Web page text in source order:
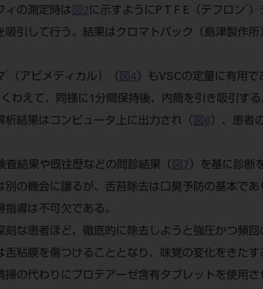
ィの測定時は 図2 に示すようにP T F E（テフロン
吸引して行う。結果はクロマトパック（島津製作
（アビメディカル）（ 図4 ）もVSCの定量に有用
わえて、同様に1分間保持後、内筒を引き吸引す
結果はコンピュータ上に出力され（ 図6 ）、患者
査結果や既往歴などの問診結果（ 図7 ）を基に診断
別の機会に譲るが、舌苔除去は口臭予防の基本で
導は不可欠である。
刻な患者ほど、徹底的に除去しようと強圧かつ頻
舌粘膜を傷つけることとなり、味覚の変化をきた
掃の代わりにプロテアーゼ含有タブレットを使用さ